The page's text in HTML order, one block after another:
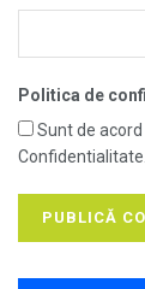
Politica de
Sunt de
Confidentialitate.